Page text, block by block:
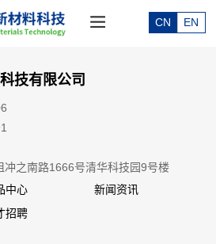
CN EN
技有限公司
冲之南路1666号清华科技园9号楼
中心
新闻资讯
招聘